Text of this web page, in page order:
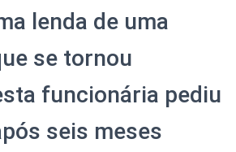
lenda de uma
se tornou
funcionária pediu
seis meses